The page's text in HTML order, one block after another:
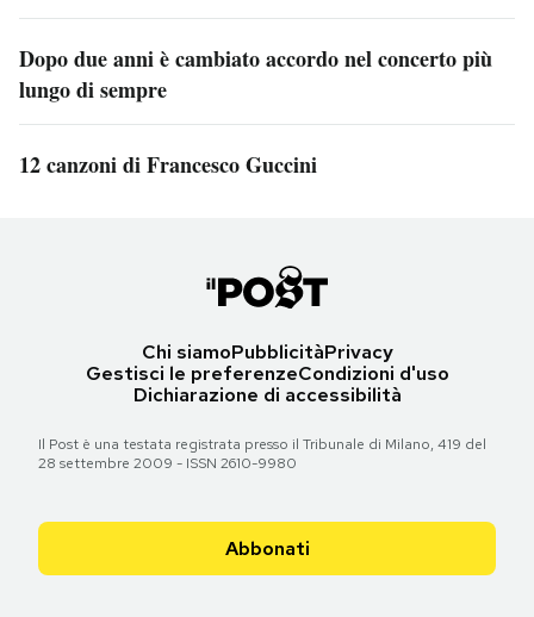
Dopo due anni è cambiato accordo nel concerto più
lungo di sempre
12 canzoni di Francesco Guccini
Chi siamoPubblicitàPrivacy
Gestisci le preferenzeCondizioni d'uso
Dichiarazione di accessibilità
Il Post è una testata registrata presso il Tribunale di Milano, 419 del
28 settembre 2009 - ISSN 2610-9980
Abbonati